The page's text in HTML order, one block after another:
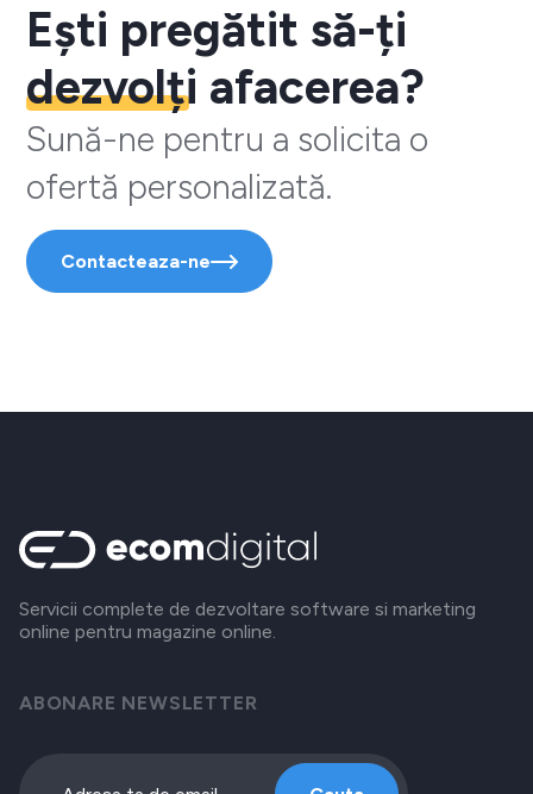
Ești pregătit să-ți
dezvolți afacerea?
Sună-ne pentru a solicita o
ofertă personalizată.
Contacteaza-ne
Servicii complete de dezvoltare software si marketing
online pentru magazine online.
ABONARE NEWSLETTER